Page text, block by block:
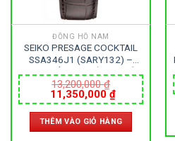
ĐỒNG HỒ NAM
SEIKO PRESAGE COCKTAIL
SSA346J1 (SARY132) –
DA – AUTOMATIC – SIZE
40.5 MM – MÁY NHẬT
13,200,000₫
Giá
gốc
là:
13,200,000 ₫.
11,350,000 ₫Giá
hiện
tại
là:
11,350,000
THÊM VÀO GIỎ HÀNG